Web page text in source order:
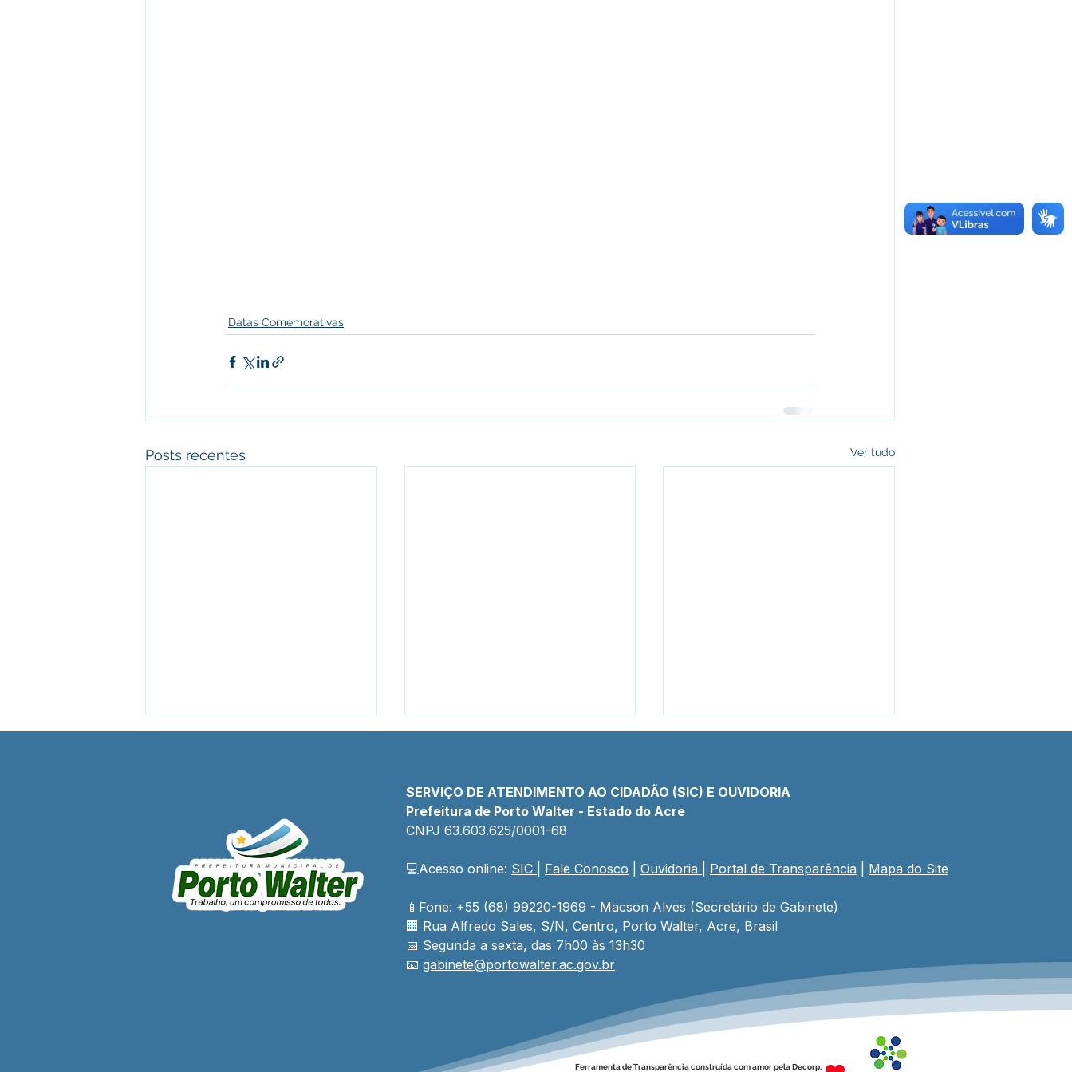
Datas Comemorativas
Posts recentes Ver tudo
12 de junho: Feliz Dia dos
Namorados!
04 de junho: Dia de Corpus
Prefeitura lança
anos de Porto Walter com
obras, esporte, cultura e
show nacional
SERVIÇO DE ATENDIMENTO AO CIDADÃO (SIC) E OUVIDORIA
Prefeitura de Porto Walter - Estado do Acre
CNPJ 63.603.625/0001-68
💻Acesso online: SIC Fale Conosco Ouvidoria Portal de Transparência Mapa do Site
📱Fone: +55 (68) 99220-1969 - Macson Alves (Secretário de Gabinete)
🏢 Rua Alfredo Sales, S/N, Centro, Porto Walter, Acre, Brasil
📅 Segunda a sexta, das 7h00 às 13h30
📧 gabinete@portowalter.ac.gov.br
Ferramenta de Transparência construída com amor pela Decorp.